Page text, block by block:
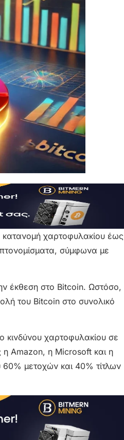
κατανομή χαρτοφυλακίου έως
σύμφωνα με
έκθεση στο Bitcoin. Ωστόσο,
του Bitcoin στο συνολικό
κινδύνου χαρτοφυλακίου σε
η Amazon, η Microsoft και η
μετοχών και 40% τίτλων